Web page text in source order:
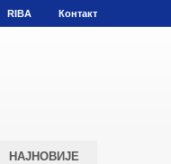
RIBA Контакт
НАЈНОВИЈЕ